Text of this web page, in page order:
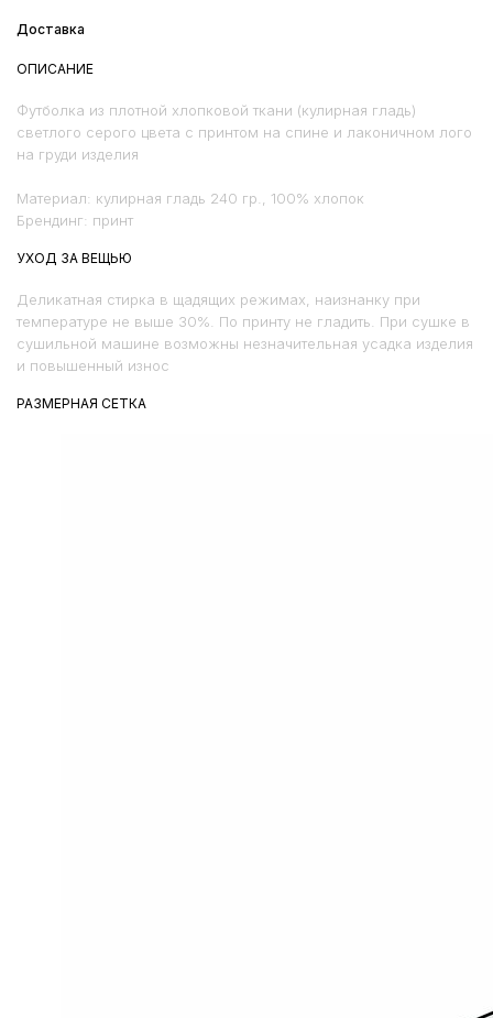
Доставка
ОПИСАНИЕ
Футболка из плотной хлопковой ткани (кулирная гладь)
светлого серого цвета с принтом на спине и лаконичном лого
на груди изделия
Материал: кулирная гладь 240 гр., 100% хлопок
Брендинг: принт
УХОД ЗА ВЕЩЬЮ
Деликатная стирка в щадящих режимах, наизнанку при
температуре не выше 30%. По принту не гладить. При сушке в
сушильной машине возможны незначительная усадка изделия
и повышенный износ
РАЗМЕРНАЯ СЕТКА